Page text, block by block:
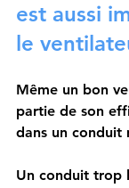
est aussi
le
Même un bon
partie de son
dans un conduit
Un conduit trop